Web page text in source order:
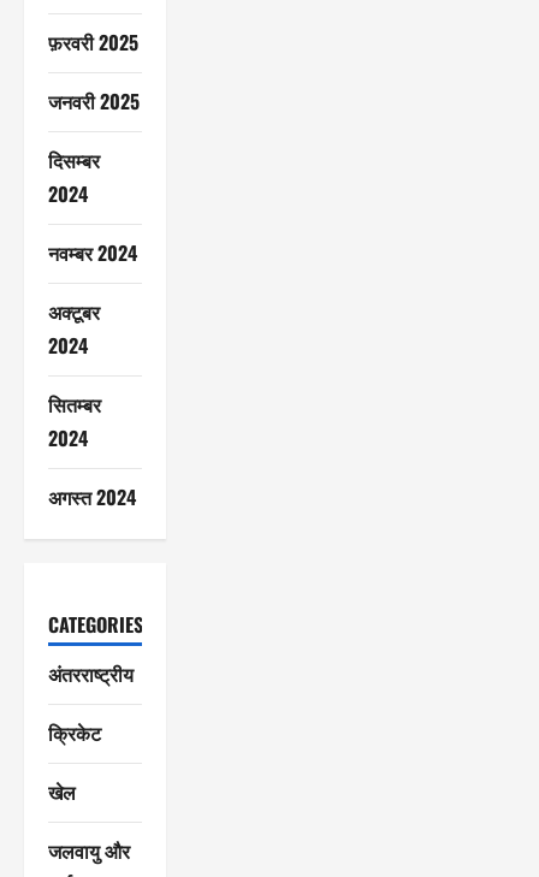
फ़रवरी 2025
जनवरी 2025
दिसम्बर
2024
नवम्बर 2024
अक्टूबर
2024
सितम्बर
2024
अगस्त 2024
CATEGORIES
अंतरराष्ट्रीय
क्रिकेट
खेल
जलवायु और